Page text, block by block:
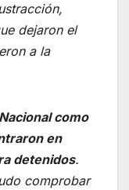
dejaron el
a la
como
en
detenidos.
comprobar